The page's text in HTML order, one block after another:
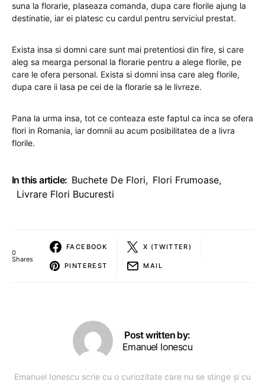
suna la florarie, plaseaza comanda, dupa care florile ajung la
destinatie, iar ei platesc cu cardul pentru serviciul prestat.
Exista insa si domni care sunt mai pretentiosi din fire, si care
aleg sa mearga personal la florarie pentru a alege florile, pe
care le ofera personal. Exista si domni insa care aleg florile,
dupa care ii lasa pe cei de la florarie sa le livreze.
Pana la urma insa, tot ce conteaza este faptul ca inca se ofera
flori in Romania, iar domnii au acum posibilitatea de a livra
florile.
In this article: Buchete De Flori, Flori Frumoase,
Livrare Flori Bucuresti
0
Shares
FACEBOOK X (TWITTER)
PINTEREST MAIL
Post written by:
Emanuel Ionescu
Emanuel Ionescu scrie cu o curiozitate care nu se stinge și cu